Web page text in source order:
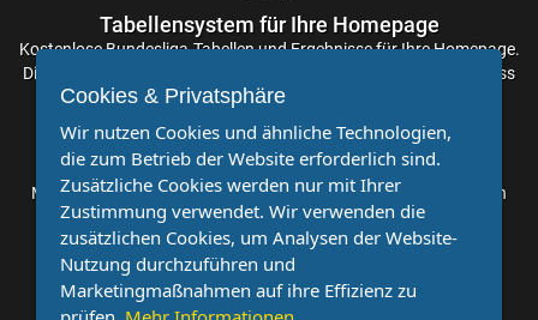
Sieger
Alle
deutschen
Bundestrainer
Alle
Tabellensystem für Ihre Homepage
KostenloseBundesliga-Tabellenund Ergebnisse für Ihre Homepage.
Die Aktualisierung der Ergebnisse erfolgt alle paar Minuten, sodass
Sie stets auf dem Laufenden sind. Einfache und schnelle
Partnervereine
Möchten Sie, dass auch Ihr Verein mehr Beachtung findet? Dann
sind Sie bei uns genau richtig. Wir suchen Ihren Verein für eine
kostenlose Kooperation. Veröffentlichen Sie Ihre Spielberichte,
Sportnachrichten und Aufrufe bei uns!
Cookies & Privatsphäre
Wir nutzen Cookies und ähnliche Technologien,
die zum Betrieb der Website erforderlich sind.
Zusätzliche Cookies werden nur mit Ihrer
Zustimmung verwendet. Wir verwenden die
zusätzlichen Cookies, um Analysen der Website-
Nutzung durchzuführen und
Marketingmaßnahmen auf ihre Effizienz zu